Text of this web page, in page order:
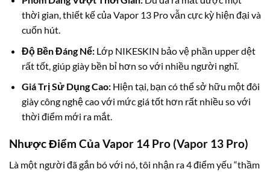
thời gian, thiết kế của Vapor 13 Pro vẫn cực kỳ hiện đại và
cuốn hút.
Độ Bền Đáng Nể:Lớp NIKESKIN bảo vệ phần upper dệt
rất tốt, giúp giày bền bỉ hơn so với nhiều người nghĩ.
Giá Trị Sử Dụng Cao:Hiện tại, bạn có thể sở hữu một đôi
giày công nghệ cao với mức giá tốt hơn rất nhiều so với
thời điểm mới ra mắt.
Nhược Điểm Của Vapor 14 Pro (Vapor 13 Pro)
Là một người đã gắn bó với nó, tôi nhận ra 4 điểm yếu “thầm